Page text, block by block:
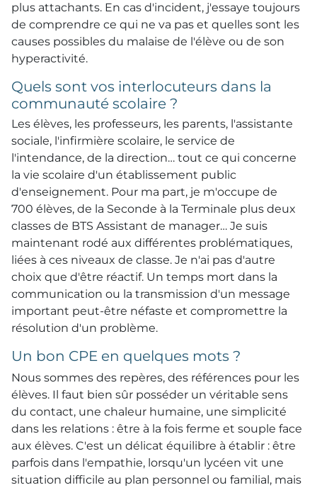
plus attachants. En cas d'incident, j'essaye toujours
de comprendre ce qui ne va pas et quelles sont les
causes possibles du malaise de l'élève ou de son
hyperactivité.
Quels sont vos interlocuteurs dans la
communauté scolaire ?
Les élèves, les professeurs, les parents, l'assistante
sociale, l'infirmière scolaire, le service de
l'intendance, de la direction… tout ce qui concerne
la vie scolaire d'un établissement public
d'enseignement. Pour ma part, je m'occupe de
700 élèves, de la Seconde à la Terminale plus deux
classes de BTS Assistant de manager… Je suis
maintenant rodé aux différentes problématiques,
liées à ces niveaux de classe. Je n'ai pas d'autre
choix que d'être réactif. Un temps mort dans la
communication ou la transmission d'un message
important peut-être néfaste et compromettre la
résolution d'un problème.
Un bon CPE en quelques mots ?
Nous sommes des repères, des références pour les
élèves. Il faut bien sûr posséder un véritable sens
du contact, une chaleur humaine, une simplicité
dans les relations : être à la fois ferme et souple face
aux élèves. C'est un délicat équilibre à établir : être
parfois dans l'empathie, lorsqu'un lycéen vit une
situation difficile au plan personnel ou familial, mais